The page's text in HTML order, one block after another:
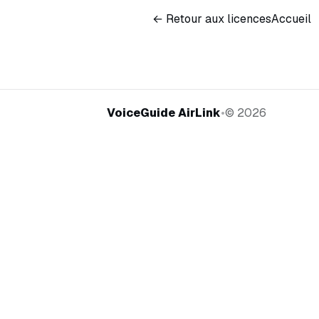
← Retour aux licencesAccueil
VoiceGuide AirLink•© 2026